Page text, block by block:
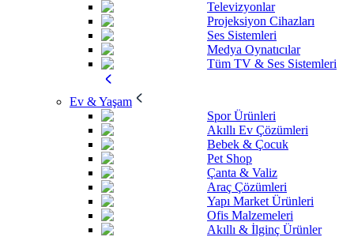
Televizyonlar
Projeksiyon Cihazları
Ses Sistemleri
Medya Oynatıcılar
Tüm TV & Ses Sistemleri
Ev & Yaşam
Spor Ürünleri
Akıllı Ev Çözümleri
Bebek & Çocuk
Pet Shop
Çanta & Valiz
Araç Çözümleri
Yapı Market Ürünleri
Ofis Malzemeleri
Akıllı & İlginç Ürünler